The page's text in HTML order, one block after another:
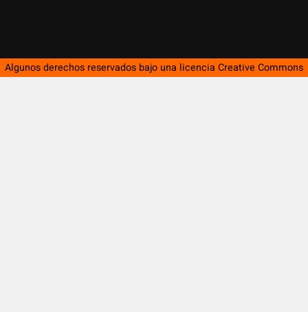
Algunos derechos reservados bajo una licencia Creative Commons